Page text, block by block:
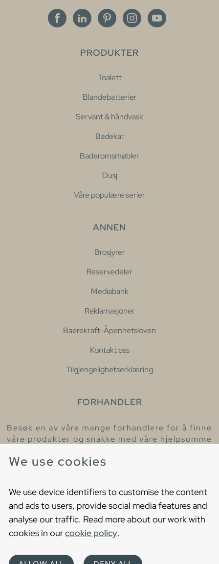
We use cookies
We use device identifiers to customise the content
and ads to users, provide social media features and
analyse our traffic. Read more about our work with
cookies in ourcookie policy.
PRODUKTER
Toalett
Blandebatterier
Servant & håndvask
Badekar
Baderomsmøbler
Dusj
Våre populære serier
ANNEN
Brosjyrer
Reservedeler
Mediabank
Reklamasjoner
Baerekraft-Åpenhetsloven
Kontakt oss
Tilgjengelighetserklæring
FORHANDLER
Besøk en av våre mange forhandlere for å finne
våre produkter og snakke med våre hjelpsomme